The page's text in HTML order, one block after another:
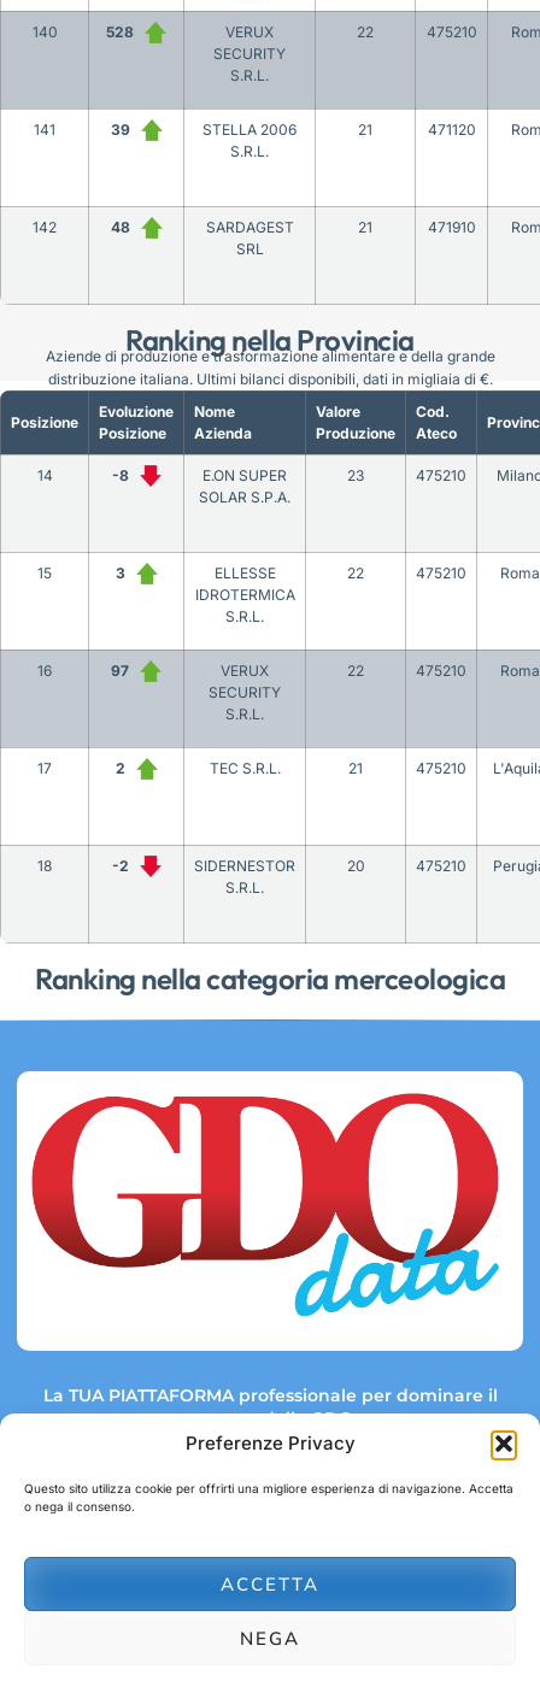
Preferenze Privacy
Questo sito utilizza cookie per offrirti una migliore esperienza di navigazione. Accetta
o nega il consenso.
ACCETTA
NEGA
Ranking nella Provincia
140 528
VERUX
SECURITY
S.R.L.
22 475210
141 39
STELLA 2006
S.R.L.
21 471120
142 48
SARDAGEST
SRL
21 471910
Ranking nella categoria merceologica
Posizione
Evoluzione
Posizione
Nome
Azienda
Valore
Produzione
Cod.
Ateco
14 -8
E.ON SUPER
SOLAR S.P.A.
23 475210
15 3
ELLESSE
IDROTERMICA
S.R.L.
22 475210 Roma
16 97
VERUX
SECURITY
S.R.L.
22 475210 Roma
17 2 TEC S.R.L. 21 475210
18 -2
SIDERNESTOR
S.R.L.
20 475210
Aziende di produzione e trasformazione alimentare e della grande
distribuzione italiana. Ultimi bilanci disponibili, dati in migliaia di €.
La TUA PIATTAFORMA professionale per dominare il
mercato della GDO.
Link rapidi:
abbonamenti@gdodata.it